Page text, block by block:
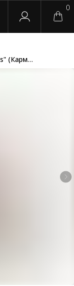
CD Two Minutes Older "The world in hands" (Карма Мира Records)